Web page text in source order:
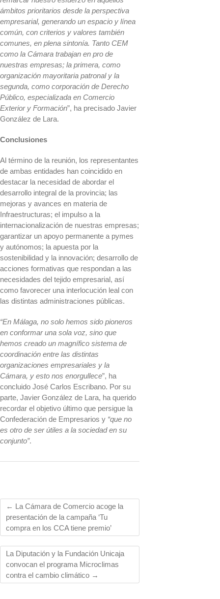
ámbitos prioritarios desde la perspectiva
empresarial, generando un espacio y línea
común, con criterios y valores también
comunes, en plena sintonía. Tanto CEM
como la Cámara trabajan en pro de
nuestras empresas; la primera, como
organización mayoritaria patronal y la
segunda, como corporación de Derecho
Público, especializada en Comercio
Exterior y Formación”, ha precisado Javier
González de Lara.
Conclusiones
Al término de la reunión, los representantes
de ambas entidades han coincidido en
destacar la necesidad de abordar el
desarrollo integral de la provincia; las
mejoras y avances en materia de
Infraestructuras; el impulso a la
internacionalización de nuestras empresas;
garantizar un apoyo permanente a pymes
y autónomos; la apuesta por la
sostenibilidad y la innovación; desarrollo de
acciones formativas que respondan a las
necesidades del tejido empresarial, así
como favorecer una interlocución leal con
las distintas administraciones públicas.
“En Málaga, no solo hemos sido pioneros
en conformar una sola voz, sino que
hemos creado un magnífico sistema de
coordinación entre las distintas
organizaciones empresariales y la
Cámara, y esto nos enorgullece”, ha
concluido José Carlos Escribano. Por su
parte, Javier González de Lara, ha querido
recordar el objetivo último que persigue la
Confederación de Empresarios y “que no
es otro de ser útiles a la sociedad en su
conjunto”.
← La Cámara de Comercio acoge la
presentación de la campaña ‘Tu
compra en los CCA tiene premio’
La Diputación y la Fundación Unicaja
convocan el programa Microclimas
contra el cambio climático →